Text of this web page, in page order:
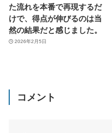
た流れを本番で再現するだ
けで、得点が伸びるのは当
然の結果だと感じました。
2026年2月5日
コメント